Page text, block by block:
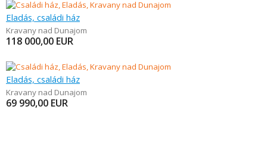
Eladás, családi ház
Kravany nad Dunajom
118 000,00 EUR
Eladás, családi ház
Kravany nad Dunajom
69 990,00 EUR